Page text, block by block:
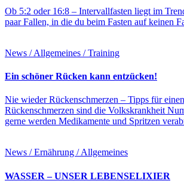
Ob 5:2 oder 16:8 – Intervallfasten liegt im
paar Fallen, in die du beim Fasten auf keinen
News / Allgemeines / Training
Ein schöner Rücken kann entzücken!
Nie wieder Rückenschmerzen – Tipps für
Rückenschmerzen sind die Volkskrankheit
gerne werden Medikamente und Spritzen
News / Ernährung / Allgemeines
WASSER – UNSER LEBENSELIXIER